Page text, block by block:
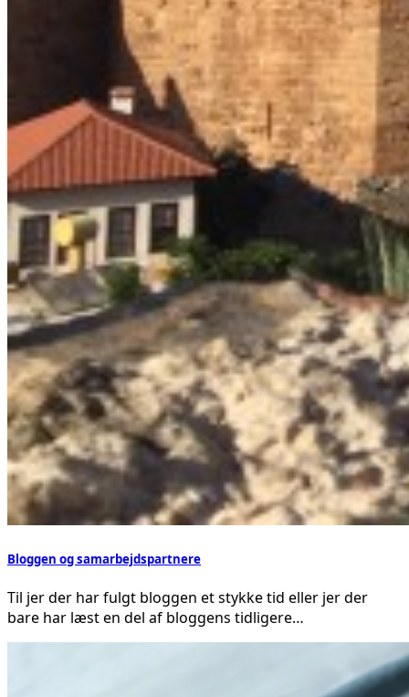
Bloggen og samarbejdspartnere
Til jer der har fulgt bloggen et stykke tid eller jer der
bare har læst en del af bloggens tidligere…